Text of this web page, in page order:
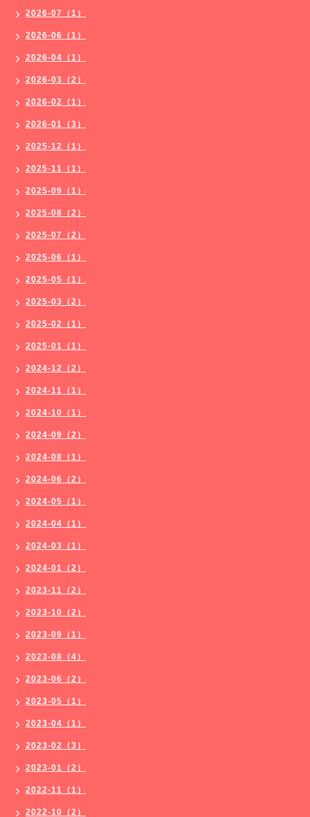
2026-07（1）
2026-06（1）
2026-04（1）
2026-03（2）
2026-02（1）
2026-01（3）
2025-12（1）
2025-11（1）
2025-09（1）
2025-08（2）
2025-07（2）
2025-06（1）
2025-05（1）
2025-03（2）
2025-02（1）
2025-01（1）
2024-12（2）
2024-11（1）
2024-10（1）
2024-09（2）
2024-08（1）
2024-06（2）
2024-05（1）
2024-04（1）
2024-03（1）
2024-01（2）
2023-11（2）
2023-10（2）
2023-09（1）
2023-08（4）
2023-06（2）
2023-05（1）
2023-04（1）
2023-02（3）
2023-01（2）
2022-11（1）
2022-10（2）